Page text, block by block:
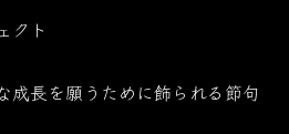
クト
成長を願うために飾られる節句